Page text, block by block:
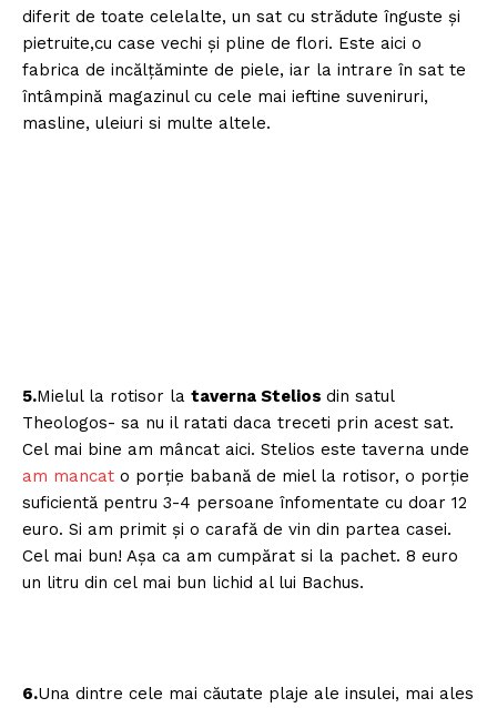
diferit de toate celelalte, un sat cu strădute înguste şi
pietruite,cu case vechi şi pline de flori. Este aici o
fabrica de incălţăminte de piele, iar la intrare în sat te
întâmpină magazinul cu cele mai ieftine suveniruri,
masline, uleiuri si multe altele.
5.Mielul la rotisor la taverna Stelios din satul
Theologos- sa nu il ratati daca treceti prin acest sat.
Cel mai bine am mâncat aici. Stelios este taverna unde
am mancat o porţie babană de miel la rotisor, o porţie
suficientă pentru 3-4 persoane înfomentate cu doar 12
euro. Si am primit şi o carafă de vin din partea casei.
Cel mai bun! Aşa ca am cumpărat si la pachet. 8 euro
un litru din cel mai bun lichid al lui Bachus.
6.Una dintre cele mai căutate plaje ale insulei, mai ales